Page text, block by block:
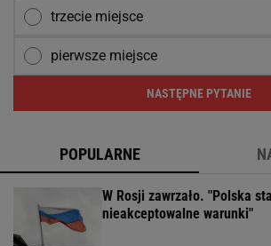
trzecie miejsce
pierwsze miejsce
NASTĘPNE PYTANIE
POPULARNE
W Rosji zawrzało. "Polska
nieakceptowalne warunki"